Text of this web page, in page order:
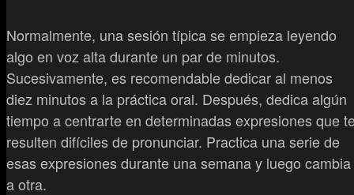
Normalmente, una sesión típica se empieza leyendo
algo en voz alta durante un par de minutos.
Sucesivamente, es recomendable dedicar al menos
diez minutos a la práctica oral. Después, dedica algún
tiempo a centrarte en determinadas expresiones que
resulten difíciles de pronunciar. Practica una serie de
esas expresiones durante una semana y luego cambia
a otra.